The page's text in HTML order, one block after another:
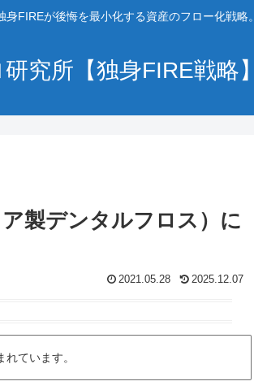
身FIREが後悔を最小化する資産のフロー化戦略。
究所【独身FIRE戦略】
製デンタルフロス）に
2021.05.28 2025.12.07
ています。